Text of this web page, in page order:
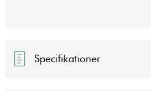
Specifikationer